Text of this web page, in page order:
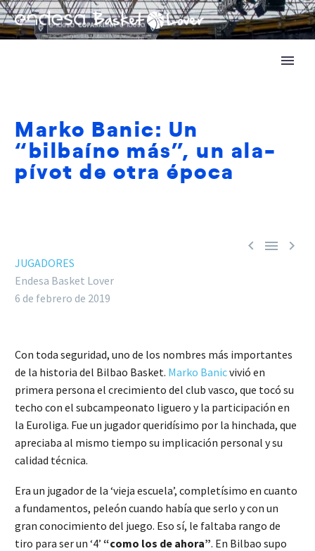
Marko Banic: Un
“bilbaíno más”, un ala-
pívot de otra época
  
JUGADORES
Endesa Basket Lover
6 de febrero de 2019
Con toda seguridad, uno de los nombres más importantes
de la historia del Bilbao Basket. Marko Banicvivió en
primera persona el crecimiento del club vasco, que tocó su
techo con el subcampeonato liguero y la participación en
la Euroliga. Fue un jugador queridísimo por la hinchada, que
apreciaba al mismo tiempo su implicación personal y su
calidad técnica.
Era un jugador de la ‘vieja escuela’, completísimo en cuanto
a fundamentos, peleón cuando había que serlo y con un
gran conocimiento del juego. Eso sí, le faltaba rango de
tiro para ser un ‘4’ “como los de ahora”. En Bilbao supo